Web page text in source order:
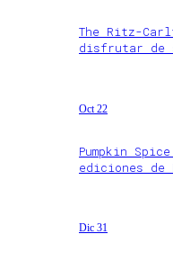
The Ritz-
disfrutar de
Oct 22
Pumpkin
ediciones de
Dic 31